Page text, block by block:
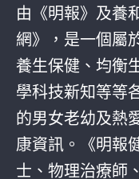
由《明報》及養
網》，是一個屬
養生保健、均衡
學科技新知等等
的男女老幼及熱
康資訊。《明報
士、物理治療師